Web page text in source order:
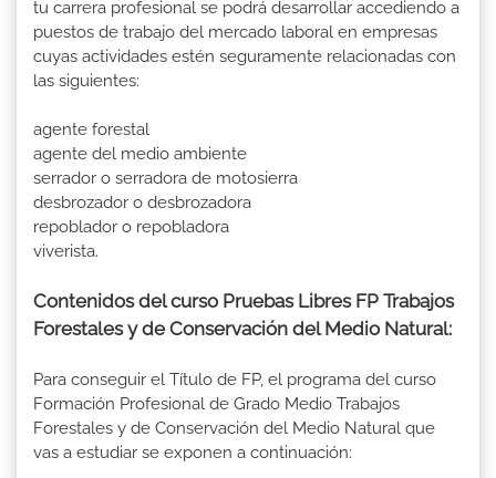
tu carrera profesional se podrá desarrollar accediendo a
puestos de trabajo del mercado laboral en empresas
cuyas actividades estén seguramente relacionadas con
las siguientes:
agente forestal
agente del medio ambiente
serrador o serradora de motosierra
desbrozador o desbrozadora
repoblador o repobladora
viverista.
Contenidos del curso Pruebas Libres FP Trabajos
Forestales y de Conservación del Medio Natural:
Para conseguir el Título de FP, el programa del curso
Formación Profesional de Grado Medio Trabajos
Forestales y de Conservación del Medio Natural que
vas a estudiar se exponen a continuación: